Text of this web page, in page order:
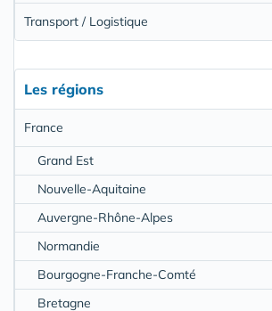
Transport / Logistique
Les régions
France
Grand Est
Nouvelle-Aquitaine
Auvergne-Rhône-Alpes
Normandie
Bourgogne-Franche-Comté
Bretagne